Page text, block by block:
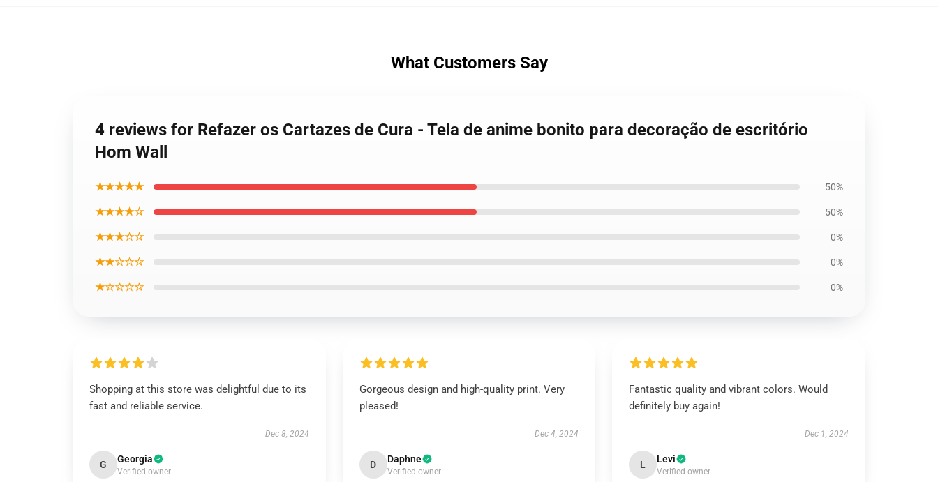
What Customers Say
4 reviews for Refazer os Cartazes de Cura - Tela de anime bonito para decoração de escritório
Hom Wall
★★★★★ 50%
★★★★☆ 50%
★★★☆☆ 0%
★★☆☆☆ 0%
★☆☆☆☆ 0%
Shopping at this store was delightful due to its
fast and reliable service.
Dec 8, 2024
G Georgia
Verified owner
Gorgeous design and high-quality print. Very
pleased!
Dec 4, 2024
D Daphne
Verified owner
Fantastic quality and vibrant colors. Would
definitely buy again!
Dec 1, 2024
L Levi
Verified owner